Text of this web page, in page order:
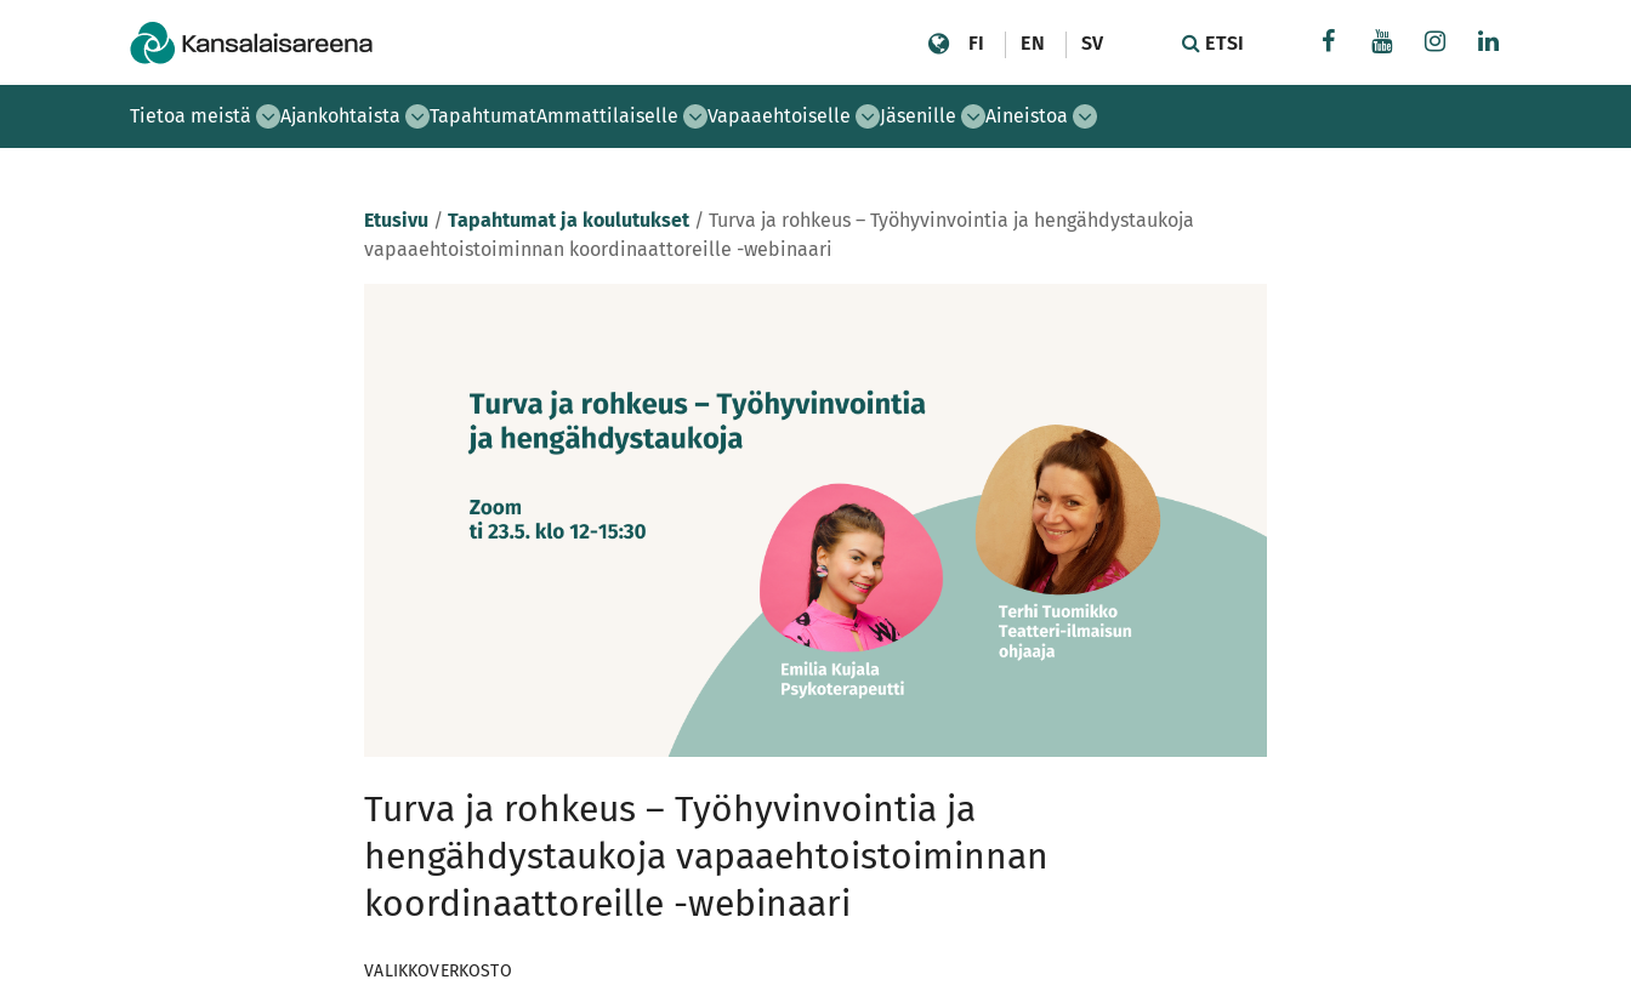
FI EN SV ETSI
Tietoa meistä Ajankohtaista TapahtumatAmmattilaiselle Vapaaehtoiselle Jäsenille Aineistoa
Etusivu /Tapahtumat ja koulutukset /Turva ja rohkeus – Työhyvinvointia ja hengähdystaukoja
vapaaehtoistoiminnan koordinaattoreille -webinaari
Turva ja rohkeus – Työhyvinvointia ja
hengähdystaukoja vapaaehtoistoiminnan
koordinaattoreille -webinaari
VALIKKOVERKOSTO